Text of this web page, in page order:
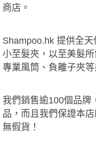
商店。
Shampoo.hk 提供全
小至髮夾，以至美髮
專業風筒、負離子夾
我們銷售逾100個品牌
品，而且我們保證本
無假貨！